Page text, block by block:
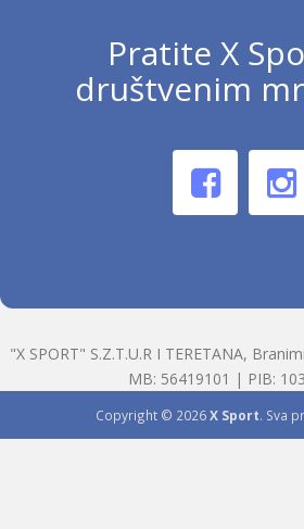
Pratite X
društvenim
"X SPORT" S.Z.T.U.R I TERETANA,
MB: 56419101 | PIB:
Copyright © 2026X Sport. Sva